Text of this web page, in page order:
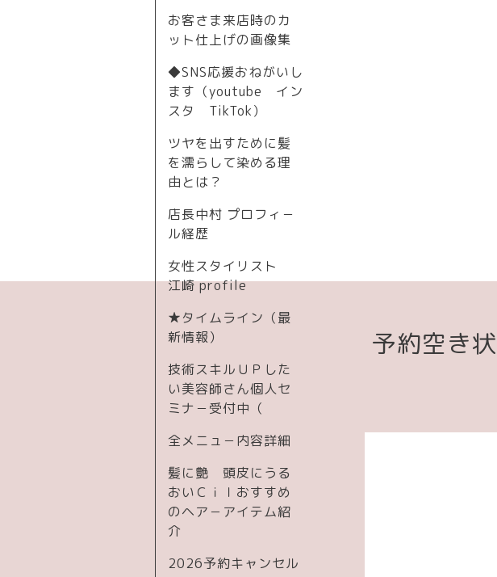
お客さま来店時のカ
ット仕上げの画像集
◆SNS応援おねがいし
ます（youtube イン
スタ TikTok）
ツヤを出すために髪
を濡らして染める理
由とは？
店長中村 プロフィ－
ル経歴
女性スタイリスト
江崎 profile
★タイムライン（最
新情報）
技術スキルＵＰした
い美容師さん個人セ
ミナ－受付中（
全メニュ－内容詳細
髪に艶 頭皮にうる
おいＣｉｌおすすめ
のヘア－アイテム紹
介
2026予約キャンセル
予約空き